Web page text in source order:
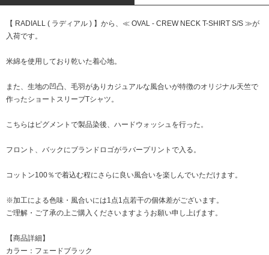
【 RADIALL ( ラディアル ) 】から、≪ OVAL - CREW NECK T-SHIRT S/S ≫が
入荷です。
米綿を使用しており乾いた着心地。
また、生地の凹凸、毛羽がありカジュアルな風合いが特徴のオリジナル天竺で
作ったショートスリーブTシャツ。
こちらはピグメントで製品染後、ハードウォッシュを行った。
フロント、バックにブランドロゴがラバープリントで入る。
コットン100％で着込む程にさらに良い風合いを楽しんでいただけます。
※加工による色味・風合いには1点1点若干の個体差がございます。
ご理解・ご了承の上ご購入くださいますようお願い申し上げます。
【商品詳細】
カラー：フェードブラック